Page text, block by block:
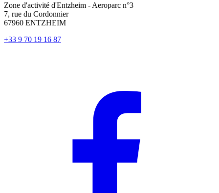
Zone d'activité d'Entzheim - Aeroparc n°3
7, rue du Cordonnier
67960 ENTZHEIM
+33 9 70 19 16 87